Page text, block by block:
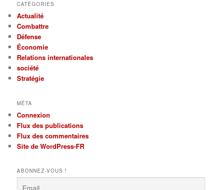
CATÉGORIES
Actualité
Combattre
Défense
Économie
Relations internationales
société
Stratégie
MÉTA
Connexion
Flux des publications
Flux des commentaires
Site de WordPress-FR
ABONNEZ-VOUS !